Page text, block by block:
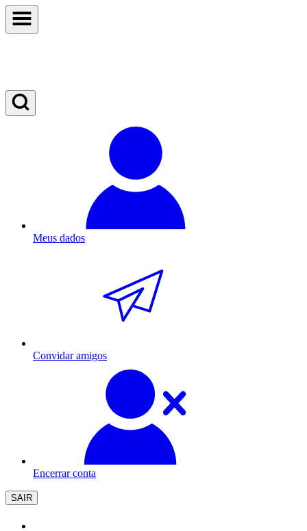
Meus dados
Convidar amigos
Encerrar conta
SAIR